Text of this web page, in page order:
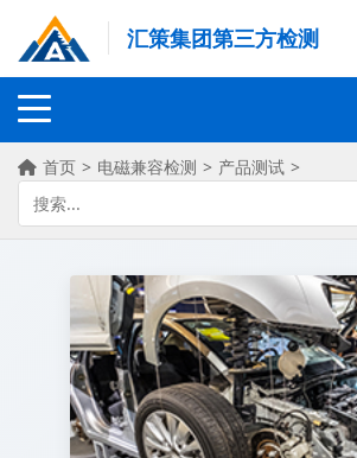
汇策集团第三方检测
首页 > 电磁兼容检测 > 产品测试 >